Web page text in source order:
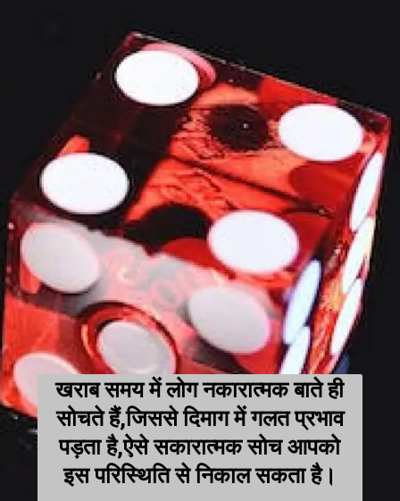
खराब समय में लोग नकारात्मक बाते ही
सोचते हैं,जिससे दिमाग में गलत प्रभाव
पड़ता है,ऐसे सकारात्मक सोच आपको